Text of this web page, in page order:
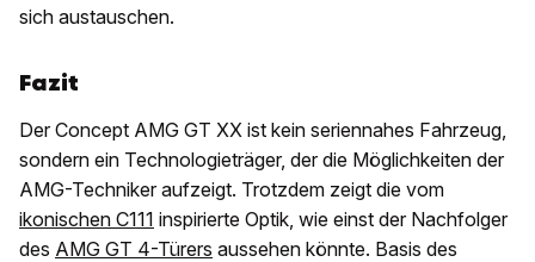
sich austauschen.
Fazit
Der Concept AMG GT XX ist kein seriennahes Fahrzeug,
sondern ein Technologieträger, der die Möglichkeiten der
AMG-Techniker aufzeigt. Trotzdem zeigt die vom
ikonischen C111 inspirierte Optik, wie einst der Nachfolger
des AMG GT 4-Türers aussehen könnte. Basis des